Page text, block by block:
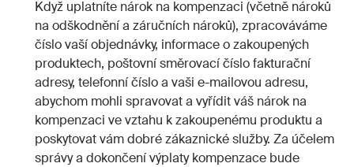
Když uplatníte nárok na kompenzaci (včetně nároků
na odškodnění a záručních nároků), zpracováváme
číslo vaší objednávky, informace o zakoupených
produktech, poštovní směrovací číslo fakturační
adresy, telefonní číslo a vaši e-mailovou adresu,
abychom mohli spravovat a vyřídit váš nárok na
kompenzaci ve vztahu k zakoupenému produktu a
poskytovat vám dobré zákaznické služby. Za účelem
správy a dokončení výplaty kompenzace bude